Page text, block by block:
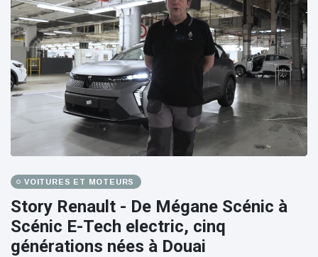
VOITURES ET MOTEURS
Story Renault - De Mégane Scénic à
Scénic E-Tech electric, cinq
générations nées à Douai